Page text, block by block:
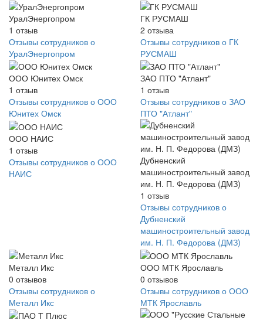
УралЭнергопром
1 отзыв
Отзывы сотрудников о
УралЭнергопром
ГК РУСМАШ
2 отзыва
Отзывы сотрудников о ГК
РУСМАШ
ООО Юнитех Омск
1 отзыв
Отзывы сотрудников о ООО
Юнитех Омск
ЗАО ПТО "Атлант"
1 отзыв
Отзывы сотрудников о ЗАО
ПТО "Атлант"
ООО НАИС
1 отзыв
Отзывы сотрудников о ООО
НАИС
Дубненский
машиностроительный завод
им. Н. П. Федорова (ДМЗ)
1 отзыв
Отзывы сотрудников о
Дубненский
машиностроительный завод
им. Н. П. Федорова (ДМЗ)
Металл Икс
0 отзывов
Отзывы сотрудников о
Металл Икс
ООО МТК Ярославль
0 отзывов
Отзывы сотрудников о ООО
МТК Ярославль